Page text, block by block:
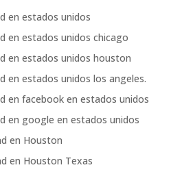
en estados unidos
en estados unidos chicago
en estados unidos houston
en estados unidos los angeles.
en facebook en estados unidos
en google en estados unidos
en Houston
en Houston Texas